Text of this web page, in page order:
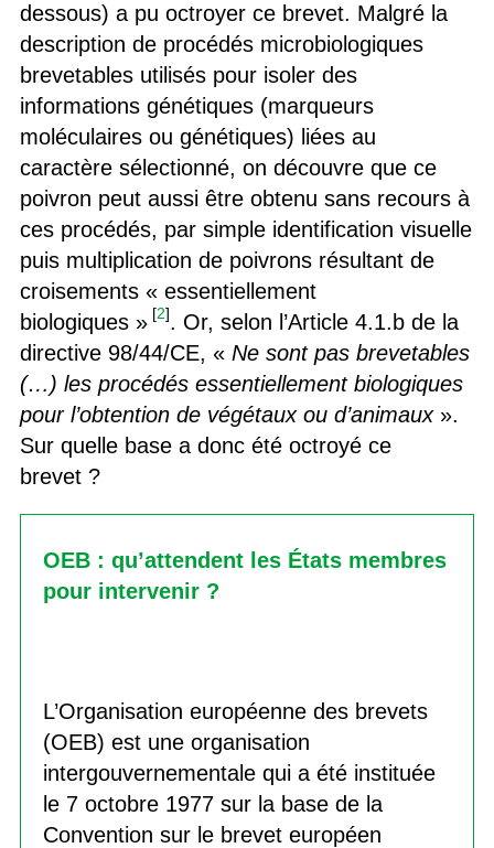
dessous) a pu octroyer ce brevet. Malgré la
description de procédés microbiologiques
brevetables utilisés pour isoler des
informations génétiques (marqueurs
moléculaires ou génétiques) liées au
caractère sélectionné, on découvre que ce
poivron peut aussi être obtenu sans recours à
ces procédés, par simple identification visuelle
puis multiplication de poivrons résultant de
croisements « essentiellement
biologiques » [2]. Or, selon l’Article 4.1.b de la
directive 98/44/CE, « Ne sont pas brevetables
(…) les procédés essentiellement biologiques
pour l’obtention de végétaux ou d’animaux».
Sur quelle base a donc été octroyé ce
brevet ?
OEB : qu’attendent les États membres
pour intervenir ?
L’Organisation européenne des brevets
(OEB) est une organisation
intergouvernementale qui a été instituée
le 7 octobre 1977 sur la base de la
Convention sur le brevet européen